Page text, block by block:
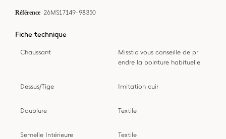
Référence 26MS17149-98350
Fiche technique
Chaussant
Misstic vous conseille de pr
endre la pointure habituelle
Dessus/Tige Imitation cuir
Doublure Textile
Semelle Intérieure Textile